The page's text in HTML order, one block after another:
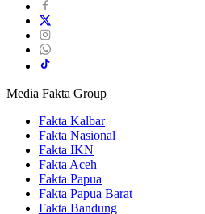
Media Fakta Group
Fakta Kalbar
Fakta Nasional
Fakta IKN
Fakta Aceh
Fakta Papua
Fakta Papua Barat
Fakta Bandung